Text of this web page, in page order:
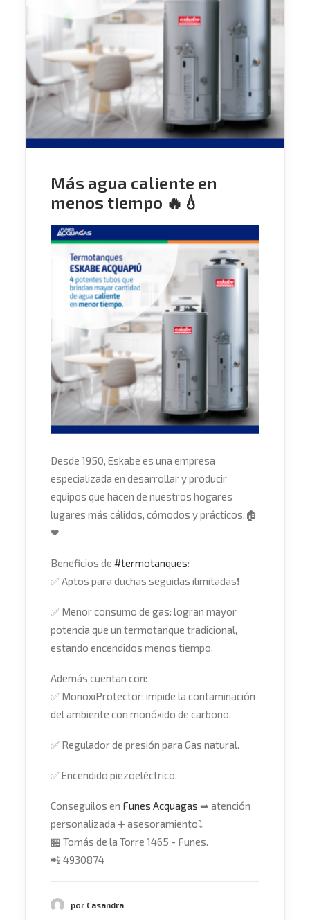
Más agua caliente en
menos tiempo 🔥💧
Desde 1950, Eskabe es una empresa
especializada en desarrollar y producir
equipos que hacen de nuestros hogares
lugares más cálidos, cómodos y prácticos. 🏠
❤
Beneficios de #termotanques:
✅Aptos para duchas seguidas ilimitadas❗
✅ Menor consumo de gas: logran mayor
potencia que un termotanque tradicional,
estando encendidos menos tiempo.
Además cuentan con:
✅ MonoxiProtector: impide la contaminación
del ambiente con monóxido de carbono.
✅ Regulador de presión para Gas natural.
✅Encendido piezoeléctrico.
Conseguilos en Funes Acquagas ➡ atención
personalizada ➕asesoramiento⤵
🏪 Tomás de la Torre 1465 - Funes.
📲 4930874
por Casandra